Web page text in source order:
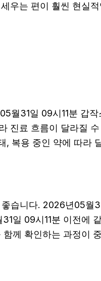
우는 편이 훨씬 현실적
월31일 09시11분 갑
진료 흐름이 달라질
, 복용 중인 약에 따라
습니다. 2026년05월
일 09시11분 이전에
께 확인하는 과정이